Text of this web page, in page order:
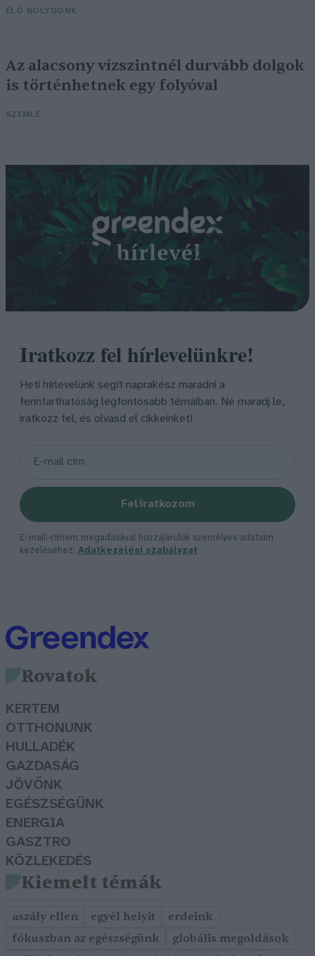
ÉLŐ BOLYGÓNK
Az alacsony vízszintnél durvább dolgok
is történhetnek egy folyóval
SZEMLE
Iratkozz fel hírlevelünkre!
Heti hírlevelünk segít naprakész maradni a
fenntarthatóság legfontosabb témáiban. Ne maradj le,
iratkozz fel, és olvasd el cikkeinket!
Feliratkozom
E-mail-címem megadásával hozzájárulok személyes adataim
kezeléséhez. Adatkezelési szabályzat
Rovatok
KERTEM
OTTHONUNK
HULLADÉK
GAZDASÁG
JÖVŐNK
EGÉSZSÉGÜNK
ENERGIA
GASZTRO
KÖZLEKEDÉS
Kiemelt témák
aszály ellen egyél helyit
erdeink
fókuszban az egészségünk
globális megoldások